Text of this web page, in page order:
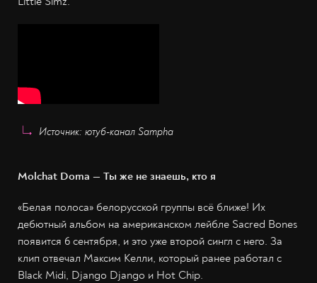
Источник: ютуб-канал Sampha
Molchat Doma — Ты же не знаешь, кто я
«Белая полоса» белорусской группы всё ближе! Их
дебютный альбом на американском лейбле Sacred Bones
появится 6 сентября, и это уже второй сингл с него. За
клип отвечал Максим Келли, который ранее работал с
Black Midi, Django Django и Hot Chip.